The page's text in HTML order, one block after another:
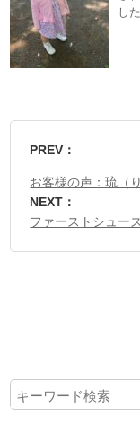
した
PREV：
お客様の声：琉（
NEXT：
ファーストシュー